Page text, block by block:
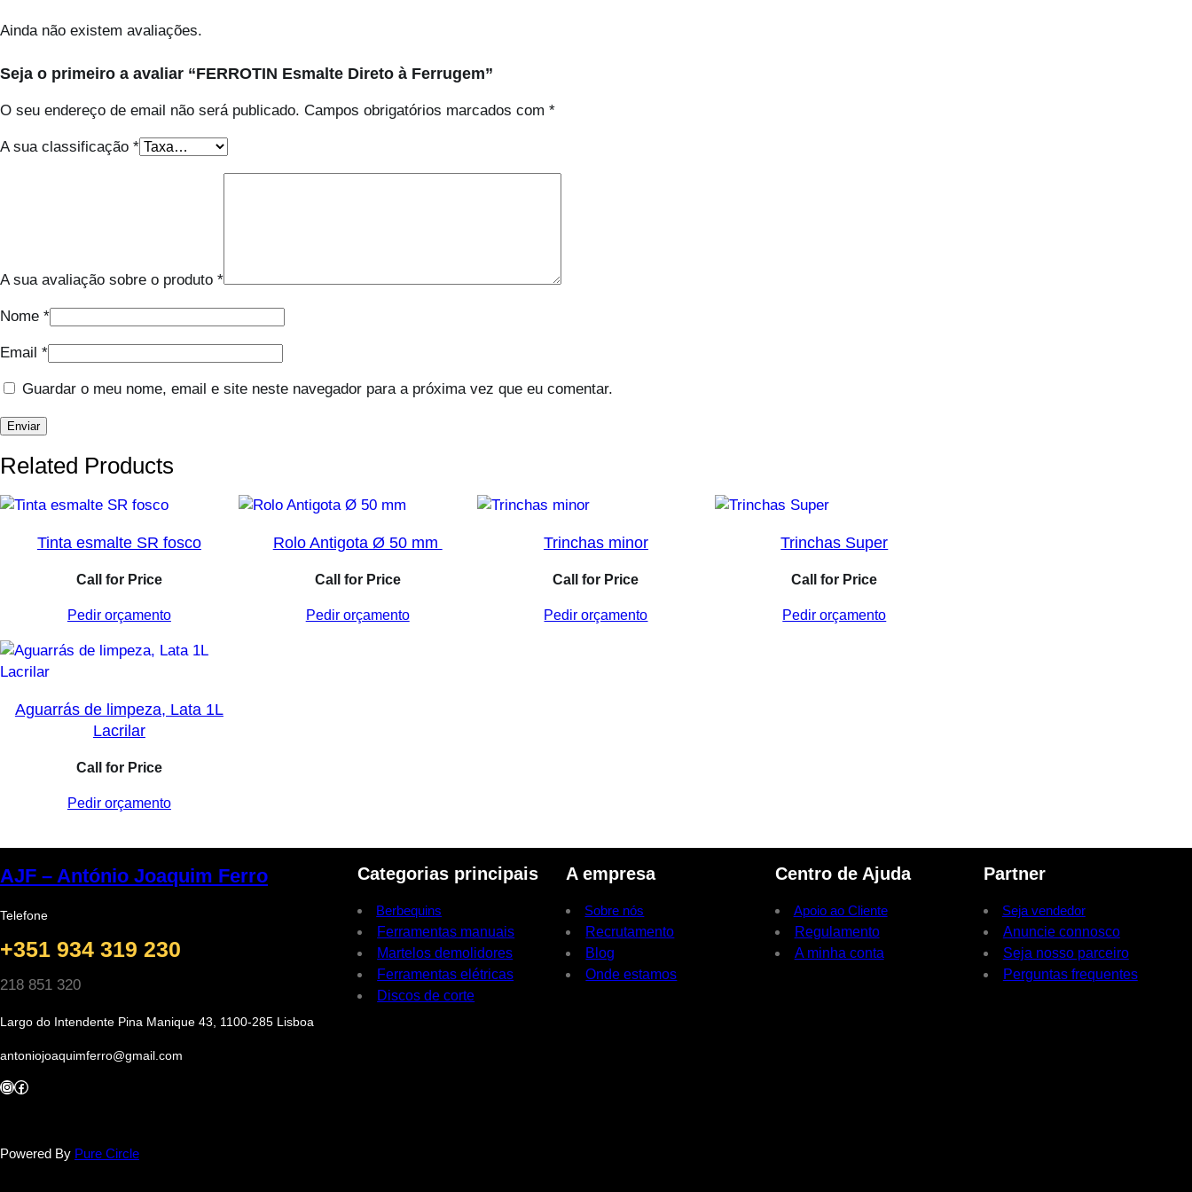
u
e
Ainda não existem avaliações.
Seja o primeiro a avaliar “FERROTIN Esmalte Direto à Ferrugem”
O seu endereço de email não será publicado. Campos obrigatórios marcados com *
A sua classificação *
A sua avaliação sobre o produto *
Nome *
Email *
Guardar o meu nome, email e site neste navegador para a próxima vez que eu comentar.
Related Products
Tinta esmalte SR fosco
Call for Price
Pedir orçamento
Rolo Antigota Ø 50 mm
Call for Price
Pedir orçamento
Trinchas minor
Call for Price
Pedir orçamento
Trinchas Super
Call for Price
Pedir orçamento
Aguarrás de limpeza, Lata 1L
Lacrilar
Call for Price
Pedir orçamento
AJF – António Joaquim Ferro
Telefone
+351 934 319 230
218 851 320
Largo do Intendente Pina Manique 43, 1100-285 Lisboa
antoniojoaquimferro@gmail.com
InstagramFacebook
Categorias principais
Berbequins
Ferramentas manuais
Martelos demolidores
Ferramentas elétricas
Discos de corte
A empresa
Sobre nós
Recrutamento
Blog
Onde estamos
Centro de Ajuda
Apoio ao Cliente
Regulamento
A minha conta
Partner
Seja vendedor
Anuncie connosco
Seja nosso parceiro
Perguntas frequentes
Powered By Pure Circle